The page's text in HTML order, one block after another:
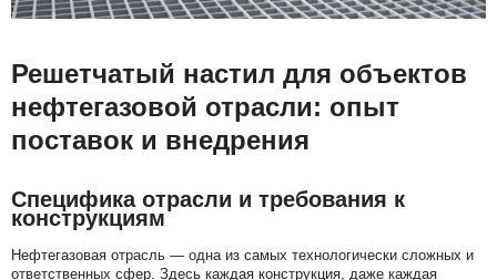
Решетчатый настил для объектов
нефтегазовой отрасли: опыт
поставок и внедрения
Специфика отрасли и требования к
конструкциям
Нефтегазовая отрасль — одна из самых технологически сложных и
ответственных сфер. Здесь каждая конструкция, даже каждая